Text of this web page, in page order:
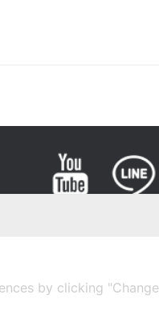
by clicking "Change